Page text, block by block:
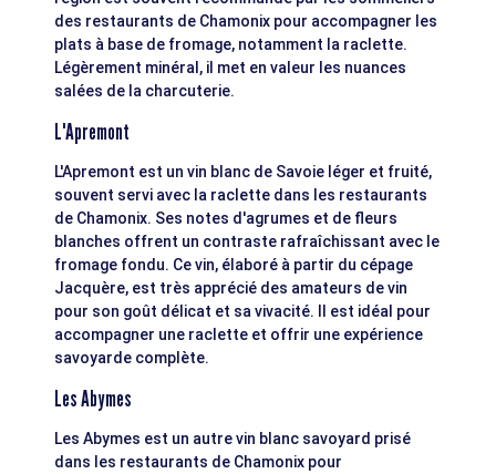
des restaurants de Chamonix pour accompagner les
plats à base de fromage, notamment la raclette.
Légèrement minéral, il met en valeur les nuances
salées de la charcuterie.
L'Apremont
L'Apremont est un vin blanc de Savoie léger et fruité,
souvent servi avec la raclette dans les restaurants
de Chamonix. Ses notes d'agrumes et de fleurs
blanches offrent un contraste rafraîchissant avec le
fromage fondu. Ce vin, élaboré à partir du cépage
Jacquère, est très apprécié des amateurs de vin
pour son goût délicat et sa vivacité. Il est idéal pour
accompagner une raclette et offrir une expérience
savoyarde complète.
Les Abymes
Les Abymes est un autre vin blanc savoyard prisé
dans les restaurants de Chamonix pour